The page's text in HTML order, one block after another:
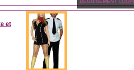
DÉGUISEMENT
et